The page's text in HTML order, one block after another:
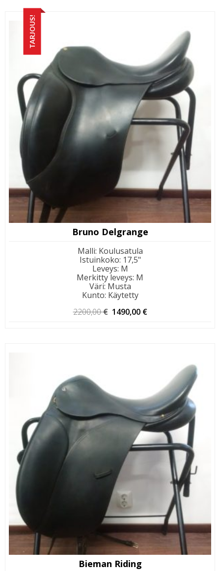
TARJOUS!
Bruno Delgrange
Malli: Koulusatula
Istuinkoko: 17,5"
Leveys: M
Merkitty leveys: M
Väri: Musta
Kunto: Käytetty
2200,00€ Alkuperäinen
1490,00 €
Bieman Riding